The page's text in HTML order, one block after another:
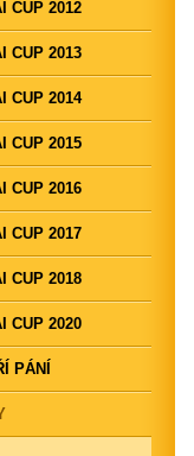
CUP 2012
CUP 2013
CUP 2014
CUP 2015
CUP 2016
CUP 2017
CUP 2018
CUP 2020
PÁNÍ